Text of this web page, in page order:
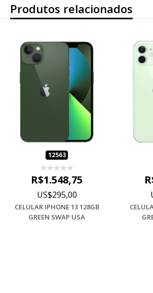
Produtos relacionados
12563
R$1.548,75
US$295,00
CELULAR IPHONE 13 128GB
GREEN SWAP USA